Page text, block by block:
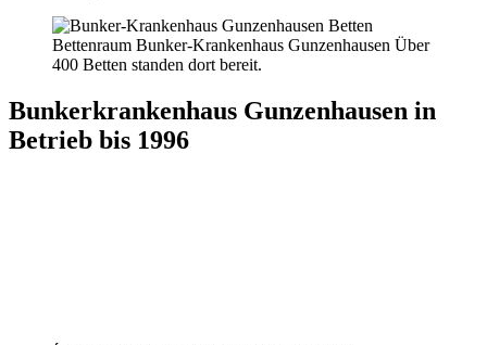
Bettenraum Bunker-Krankenhaus Gunzenhausen Über
400 Betten standen dort bereit.
Bunkerkrankenhaus Gunzenhausen in
Betrieb bis 1996